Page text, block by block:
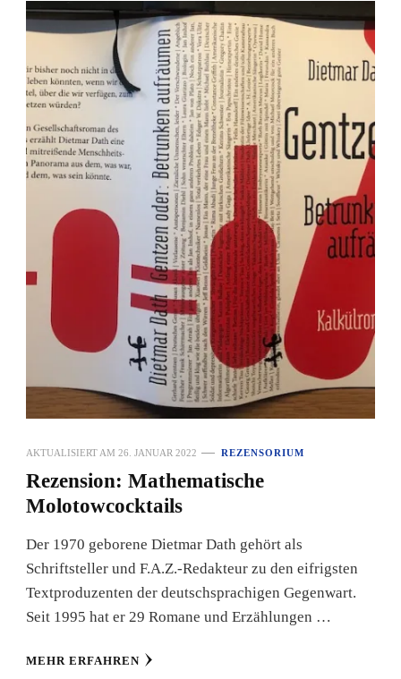
AKTUALISIERT AM 26. JANUAR 2022 REZENSORIUM
Rezension: Mathematische
Molotowcocktails
Der 1970 geborene Dietmar Dath gehört als
Schriftsteller und F.A.Z.-Redakteur zu den eifrigsten
Textproduzenten der deutschsprachigen Gegenwart.
Seit 1995 hat er 29 Romane und Erzählungen …
MEHR ERFAHREN